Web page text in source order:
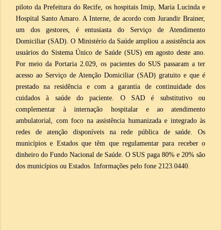
piloto da Prefeitura do Recife, os hospitais Imip, Maria Lucinda e
Hospital Santo Amaro. A Interne, de acordo com Jurandir Brainer,
um dos gestores, é entusiasta do Serviço de Atendimento
Domiciliar (SAD). O Ministério da Saúde ampliou a assistência aos
usuários do Sistema Único de Saúde (SUS) em agosto deste ano.
Por meio da Portaria 2.029, os pacientes do SUS passaram a ter
acesso ao Serviço de Atenção Domiciliar (SAD) gratuito e que é
prestado na residência e com a garantia de continuidade dos
cuidados à saúde do paciente. O SAD é substitutivo ou
complementar à internação hospitalar e ao atendimento
ambulatorial, com foco na assistência humanizada e integrado às
redes de atenção disponíveis na rede pública de saúde. Os
municípios e Estados que têm que regulamentar para receber o
dinheiro do Fundo Nacional de Saúde. O SUS paga 80% e 20% são
dos municípios ou Estados. Informações pelo fone 2123.0440.